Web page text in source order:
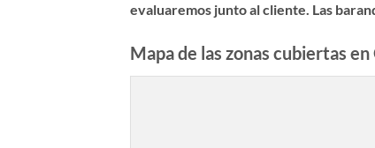
evaluaremos junto al cliente. Las
Mapa de las zonas cubiertas en